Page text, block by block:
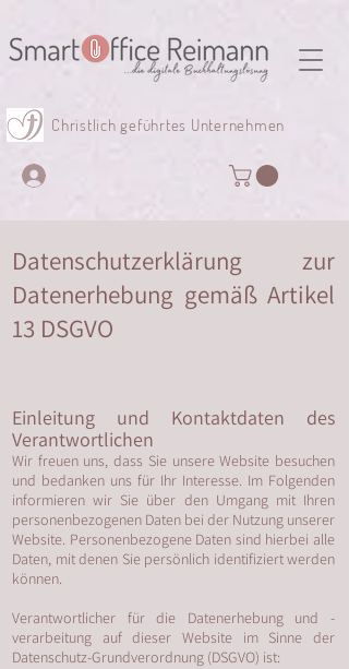
Christlich geführtes Unternehmen
Datenschutzerklärung zur
Datenerhebung gemäß Artikel
13 DSGVO
Einleitung und Kontaktdaten des
Verantwortlichen
Wir freuen uns, dass Sie unsere Website besuchen
und bedanken uns für Ihr Interesse. Im Folgenden
informieren wir Sie über den Umgang mit Ihren
personenbezogenen Daten bei der Nutzung unserer
Website. Personenbezogene Daten sind hierbei alle
Daten, mit denen Sie persönlich identifiziert werden
können.
Verantwortlicher für die Datenerhebung und -
verarbeitung auf dieser Website im Sinne der
Datenschutz-Grundverordnung (DSGVO) ist: